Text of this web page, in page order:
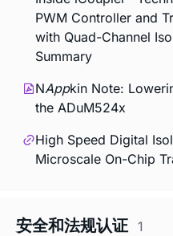
PWM Controller and
with Quad-Channel
Summary
NAppkin Note:
the ADuM524x
High Speed Digital
Microscale On-Chip
安全和法规认证 1